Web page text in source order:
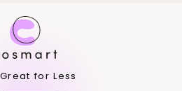
for Less